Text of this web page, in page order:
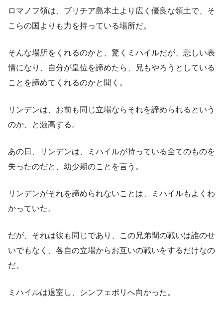
ロマノフ領は、ブリチア島本土より広く優良な領土で、そ
こらの国よりも力を持っている場所だ。
そんな場所をくれるのかと、驚くミハイルだが、悲しい表
情になり、自分が皇位を諦めたら、兄もやろうとしている
ことを諦めてくれるのかと聞く。
リンデンは、お前も同じ立場ならそれを諦められるという
のか、と激高する。
あの日、リンデンは、ミハイルが持っている全てのものを
失ったのだと、幼少期のことを言う。
リンデンがそれを諦められないことは、ミハイルもよくわ
かっていた。
だが、それは彼も同じであり、この兄弟間の戦いは誰のせ
いでもなく、各自の立場からお互いの戦いをするだけなの
だ。
ミハイルは退室し、シンフェポリへ向かった。